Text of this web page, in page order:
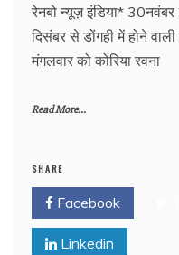
रेनबो न्यूज़ इंडिया*
दिसंबर से डोंगही में होने
मंगलवार को कोरिया रवना
Read More...
SHARE
Facebook
Linkedin